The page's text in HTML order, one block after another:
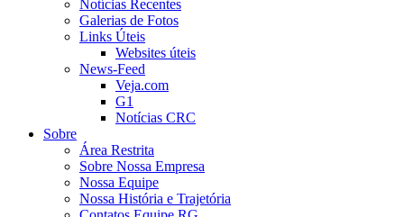
Notícias Recentes
Galerias de Fotos
Links Úteis
Websites úteis
News-Feed
Veja.com
G1
Notícias CRC
Sobre
Área Restrita
Sobre Nossa Empresa
Nossa Equipe
Nossa História e Trajetória